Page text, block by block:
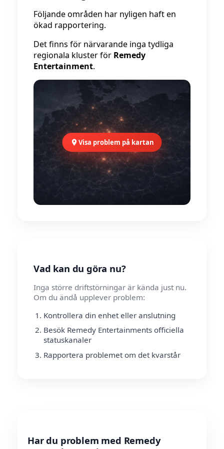
Följande områden har nyligen haft en
ökad rapportering.
Det finns för närvarande inga tydliga
regionala kluster för Remedy
Entertainment.
Visa problem på kartan
Vad kan du göra nu?
Inga större driftstörningar är kända just nu.
Om du ändå upplever problem:
Kontrollera din enhet eller anslutning
Besök Remedy Entertainments officiella
statuskanaler
Rapportera problemet om det kvarstår
Har du problem med Remedy